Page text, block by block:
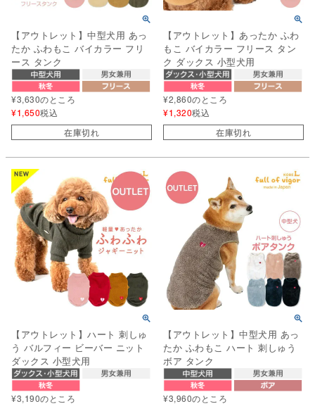
【アウトレット】中型犬用 あっ
たか ふわもこ バイカラー フリ
ース タンク
¥3,630のところ
¥1,650税込
在庫切れ
【アウトレット】あったか ふわ
もこ バイカラー フリース タン
ク ダックス 小型犬用
¥2,860のところ
¥1,320税込
在庫切れ
【アウトレット】ハート 刺しゅ
う バルフィー ビーバー ニット
ダックス 小型犬用
¥3,190のところ
【アウトレット】中型犬用 あっ
たか ふわもこ ハート 刺しゅう
ボア タンク
¥3,960のところ